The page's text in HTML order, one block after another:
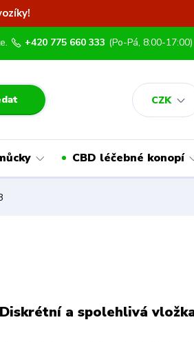
CZK
+420 775 660 333 (Po-Pá, 8:00-17:00)
CBD léčebné konopí
Diskrétní a spolehlivá